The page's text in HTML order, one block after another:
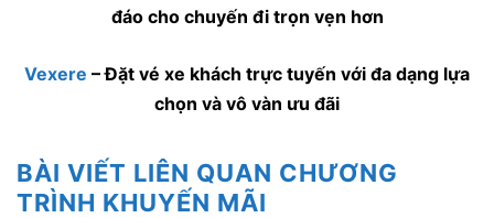
đáo cho chuyến đi trọn vẹn hơn
Vexere – Đặt vé xe khách trực tuyến với đa dạng lựa
chọn và vô vàn ưu đãi
BÀI VIẾT LIÊN QUAN CHƯƠNG
TRÌNH KHUYẾN MÃI